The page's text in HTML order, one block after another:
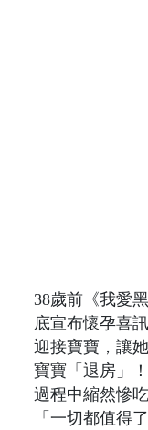
38歲前《我愛
底宣布懷孕喜
迎接寶寶，讓
寶寶「退房」
過程中縮然慘
「一切都值得了